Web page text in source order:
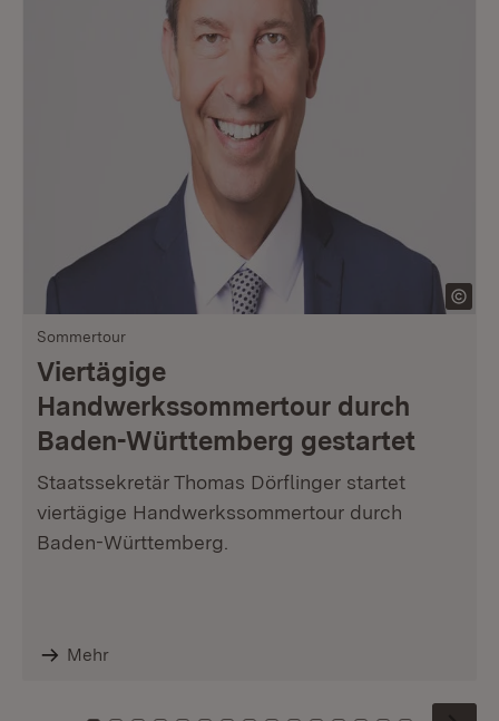
Sommertour
Viertägige
Handwerkssommertour durch
Baden-Württemberg gestartet
Staatssekretär Thomas Dörflinger startet
viertägige Handwerkssommertour durch
Baden-Württemberg.
Mehr